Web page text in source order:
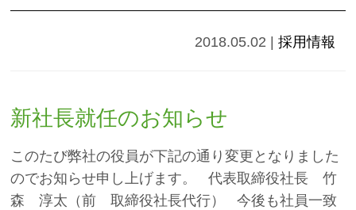
2018.05.02 |採用情報
新社長就任のお知らせ
このたび弊社の役員が下記の通り変更となりました
のでお知らせ申し上げます。 代表取締役社長 竹
森 淳太（前 取締役社長代行） 今後も社員一致